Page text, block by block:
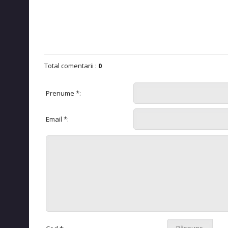
Total comentarii : 0
Prenume *:
Email *: